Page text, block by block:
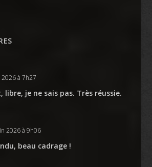
à 7h27
libre, je ne sais pas. Très réussie.
2026 à 9h06
beau cadrage !